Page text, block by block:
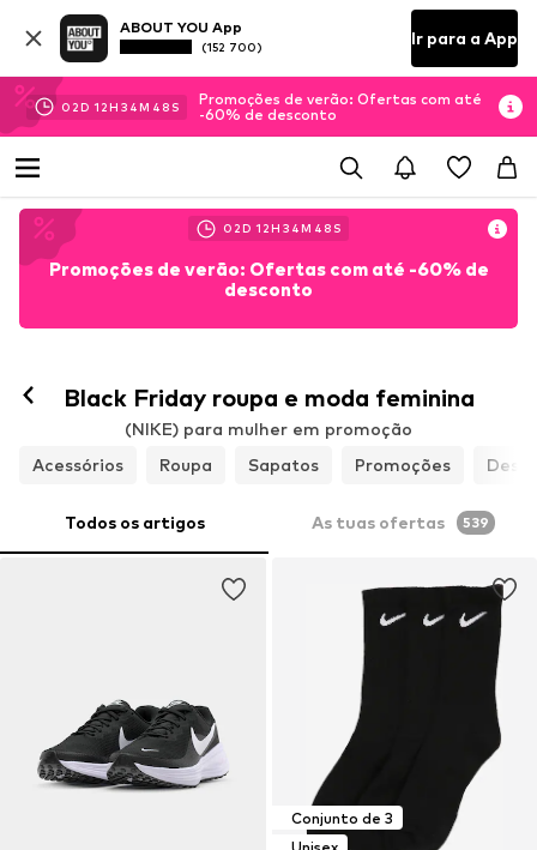
ABOUT YOU App
(152 700) Ir para a App
02D 12H 34M 46 S
Promoções de verão: Ofertas com até
-60% de desconto
02D 12H 34M 46 S
Promoções de verão: Ofertas com até -60% de
desconto
Black Friday roupa e moda feminina
(NIKE) para mulher em promoção
Acessórios
Roupa Sapatos Promoções
Todos os artigos As tuas ofertas 539
Conjunto de 3